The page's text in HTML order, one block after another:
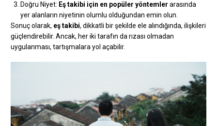
Doğru Niyet: Eş takibi için en popüler yöntemler arasında
yer alanların niyetinin olumlu olduğundan emin olun.
Sonuç olarak, eş takibi, dikkatli bir şekilde ele alındığında, ilişkileri
güçlendirebilir. Ancak, her iki tarafın da rızası olmadan
uygulanması, tartışmalara yol açabilir.